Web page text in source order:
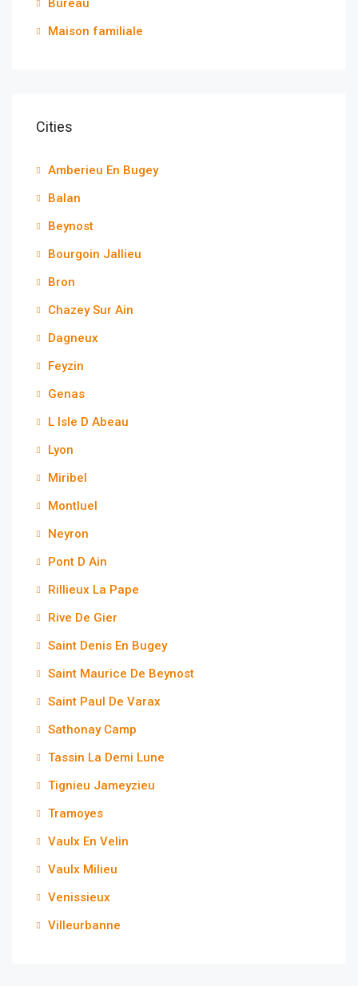
Bureau
Maison familiale
Cities
Amberieu En Bugey
Balan
Beynost
Bourgoin Jallieu
Bron
Chazey Sur Ain
Dagneux
Feyzin
Genas
L Isle D Abeau
Lyon
Miribel
Montluel
Neyron
Pont D Ain
Rillieux La Pape
Rive De Gier
Saint Denis En Bugey
Saint Maurice De Beynost
Saint Paul De Varax
Sathonay Camp
Tassin La Demi Lune
Tignieu Jameyzieu
Tramoyes
Vaulx En Velin
Vaulx Milieu
Venissieux
Villeurbanne